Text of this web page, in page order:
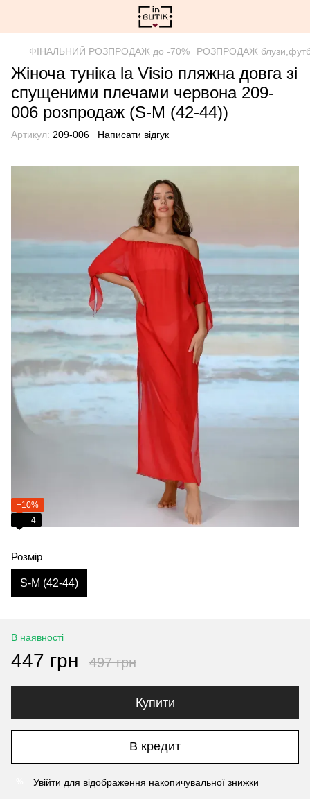
ФІНАЛЬНИЙ РОЗПРОДАЖ до -70% РОЗПРОДАЖ
Жіноча туніка la Visio пляжна довга зі
спущеними плечами червона 209-
006 розпродаж (S-M (42-44))
Артикул: 209-006 Написати відгук
−10%
4
Розмір
S-M (42-44)
В наявності
447 грн 497 грн
Купити
В кредит
Увійти для відображення накопичувальної знижки